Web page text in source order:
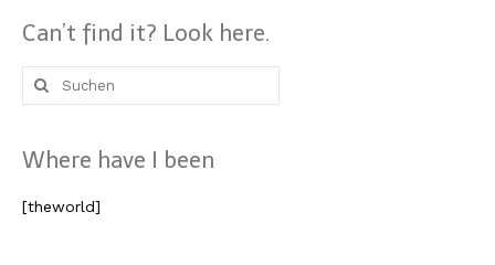
Blog
Lissabon Kolumne
Poster
Can’t find it? Look here.
Suche
nach:
Where have I been
[theworld]